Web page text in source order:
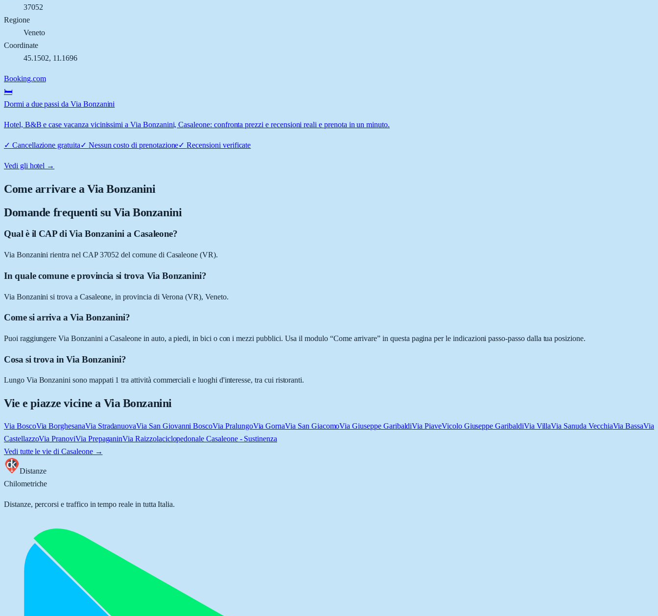
37052
Regione
Veneto
Coordinate
45.1502, 11.1696
Booking.com
🛏️
Dormi a due passi da Via Bonzanini
Hotel, B&B e case vacanza vicinissimi a Via Bonzanini, Casaleone: confronta prezzi e recensioni reali e prenota in un minuto.
✓ Cancellazione gratuita✓ Nessun costo di prenotazione✓Recensioni verificate
Vedi gli hotel →
Come arrivare aVia Bonzanini
Domande frequenti su Via Bonzanini
Qual è il CAP di Via Bonzanini a Casaleone?
Via Bonzanini rientra nel CAP 37052 del comune di Casaleone (VR).
In quale comune e provincia si trova Via Bonzanini?
Via Bonzanini si trova a Casaleone, in provincia di Verona (VR), Veneto.
Come si arriva a Via Bonzanini?
Puoi raggiungere Via Bonzanini a Casaleone in auto, a piedi, in bici o con i mezzi pubblici. Usa il modulo “Come arrivare” in questa pagina per le indicazioni passo-passo dalla tua posizione.
Cosa si trova in Via Bonzanini?
Lungo Via Bonzanini sono mappati 1 tra attività commerciali e luoghi d'interesse, tra cui ristoranti.
Vie e piazze vicine a Via Bonzanini
Via BoscoVia BorghesanaVia StradanuovaVia San Giovanni BoscoVia PralungoVia GornaVia San GiacomoVia Giuseppe GaribaldiVia PiaveVicolo Giuseppe GaribaldiVia VillaVia Sanuda VecchiaVia BassaVia
CastellazzoVia PranoviVia PrepaganinVia Raizzolaciclopedonale Casaleone - Sustinenza
Vedi tutte le vie di Casaleone→
Distanze
Chilometriche
Distanze, percorsi e traffico in tempo reale in tutta Italia.